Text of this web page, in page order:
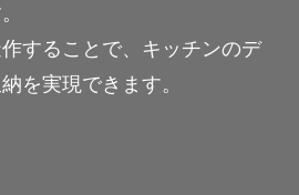
することで、キッチンのデ
を実現できます。